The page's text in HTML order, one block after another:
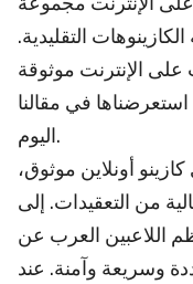
التقليدية.
على الإنترنت موثوقة
في مقالنا
اليوم.
أونلاين موثوق،
من التعقيدات. إلى
اللاعبين العرب عن
وسريعة وآمنة. عند